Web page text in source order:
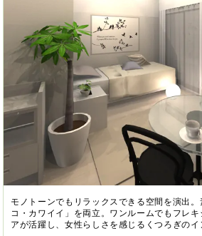
モノトーンでもリラックスできる空間を演出
コ・カワイイ」を両立。ワンルームでもフレ
アが活躍し、女性らしさを感じるくつろぎのイ